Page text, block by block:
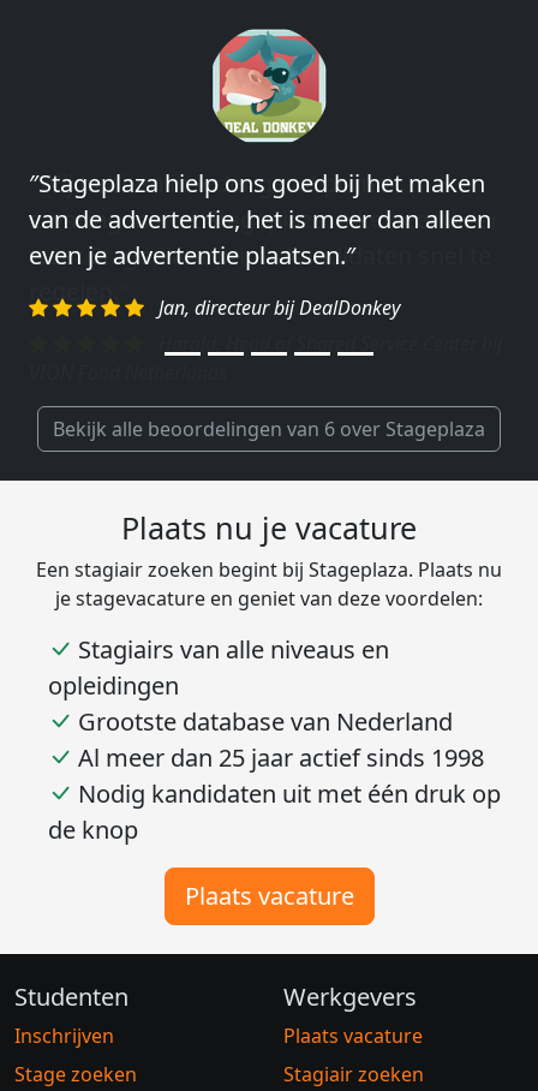
″Stageplaza hielp ons goed bij het maken
van de advertentie, het is meer dan alleen
even je advertentie plaatsen.″
Jan, directeur bij DealDonkey
″Wij hebben in ieder geval prima
ervaringen met Stageplaza: elke keer weer
weet Stageplaza prima kandidaten snel te
regelen.″
Bekijk alle beoordelingen van 6 over Stageplaza
Plaats nu je vacature
Een stagiair zoeken begint bij Stageplaza. Plaats nu
je stagevacature en geniet van deze voordelen:
Stagiairs van alle niveaus en
opleidingen
Grootste database van Nederland
Al meer dan 25 jaar actief sinds 1998
Nodig kandidaten uit met één druk op
de knop
Plaats vacature
Studenten
Inschrijven
Stage zoeken
Werkgevers
Plaats vacature
Stagiair zoeken